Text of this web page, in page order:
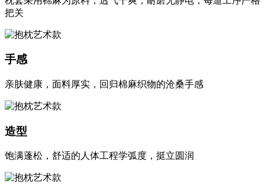
把关
手感
亲肤健康，面料厚实，回归棉麻织物的沧桑手感
造型
饱满蓬松，舒适的人体工程学弧度，挺立圆润